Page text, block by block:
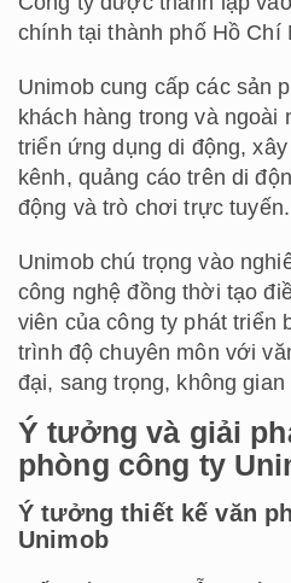
chính tại thành phố Hồ Chí
Unimob cung cấp các sản
khách hàng trong và ngoài
triển ứng dụng di động,
kênh, quảng cáo trên di
động và trò chơi trực tuyến.
Unimob chú trọng vào
công nghệ đồng thời tạo
viên của công ty phát triển
trình độ chuyên môn với
đại, sang trọng, không gian
Ý tưởng và giải
phòng công ty
Ý tưởng thiết kế văn
Unimob